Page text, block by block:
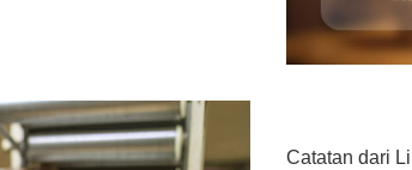
Catatan dari